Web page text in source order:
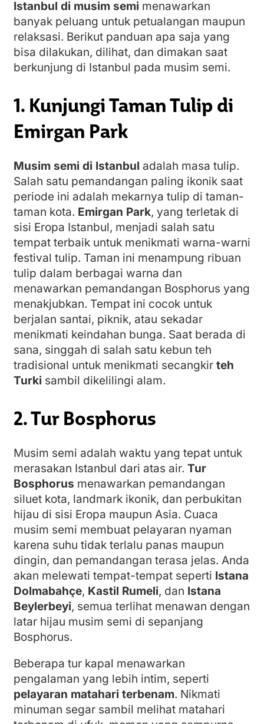
Istanbul di musim semi menawarkan
banyak peluang untuk petualangan maupun
relaksasi. Berikut panduan apa saja yang
bisa dilakukan, dilihat, dan dimakan saat
berkunjung di Istanbul pada musim semi.
1. Kunjungi Taman Tulip di
Emirgan Park
Musim semi di Istanbul adalah masa tulip.
Salah satu pemandangan paling ikonik saat
periode ini adalah mekarnya tulip di taman-
taman kota. Emirgan Park, yang terletak di
sisi Eropa Istanbul, menjadi salah satu
tempat terbaik untuk menikmati warna-warni
festival tulip. Taman ini menampung ribuan
tulip dalam berbagai warna dan
menawarkan pemandangan Bosphorus yang
menakjubkan. Tempat ini cocok untuk
berjalan santai, piknik, atau sekadar
menikmati keindahan bunga. Saat berada di
sana, singgah di salah satu kebun teh
tradisional untuk menikmati secangkir teh
Turki sambil dikelilingi alam.
2. Tur Bosphorus
Musim semi adalah waktu yang tepat untuk
merasakan Istanbul dari atas air. Tur
Bosphorus menawarkan pemandangan
siluet kota, landmark ikonik, dan perbukitan
hijau di sisi Eropa maupun Asia. Cuaca
musim semi membuat pelayaran nyaman
karena suhu tidak terlalu panas maupun
dingin, dan pemandangan terasa jelas. Anda
akan melewati tempat-tempat seperti Istana
Dolmabahçe, Kastil Rumeli, dan Istana
Beylerbeyi, semua terlihat menawan dengan
latar hijau musim semi di sepanjang
Bosphorus.
Beberapa tur kapal menawarkan
pengalaman yang lebih intim, seperti
pelayaran matahari terbenam. Nikmati
minuman segar sambil melihat matahari